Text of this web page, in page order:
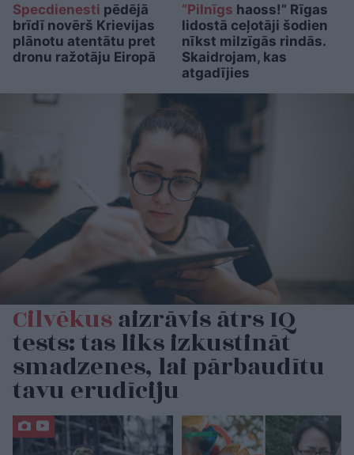
Specdienesti pēdējā
brīdī novērš Krievijas
plānotu atentātu pret
dronu ražotāju Eiropā
“Pilnīgs haoss!” Rīgas
lidostā ceļotāji šodien
nīkst milzīgās rindās.
Skaidrojam, kas
atgadījies
Cilvēkusaizrāvis ātrs IQ
tests: tas liks izkustināt
smadzenes, lai pārbaudītu
tavu erudīciju